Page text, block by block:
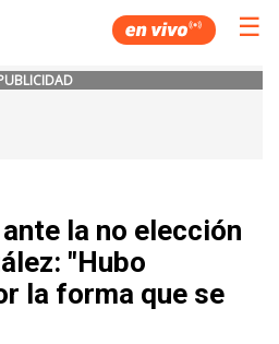
☰
la no elección
"Hubo
la forma que se